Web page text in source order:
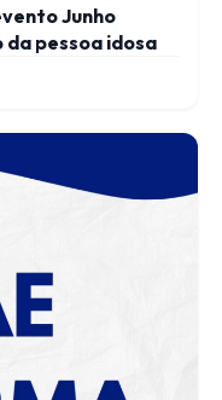
Junho
pessoa idosa